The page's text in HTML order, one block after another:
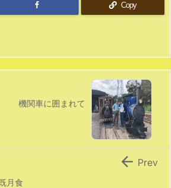
Copy
機関車に囲まれて
月食
 Prev